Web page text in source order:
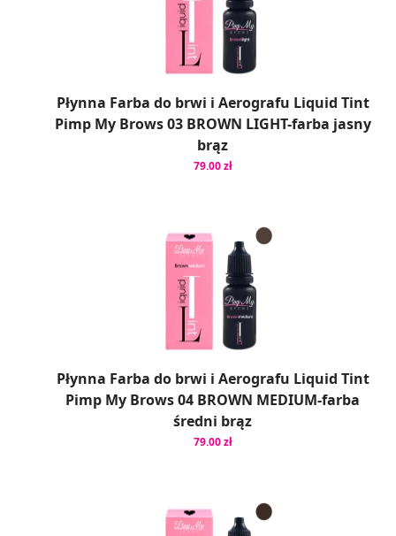
Płynna Farba do brwi i Aerografu Liquid Tint
Pimp My Brows 03 BROWN LIGHT-farba jasny
brąz
79.00 zł
Płynna Farba do brwi i Aerografu Liquid Tint
Pimp My Brows 04 BROWN MEDIUM-farba
średni brąz
79.00 zł